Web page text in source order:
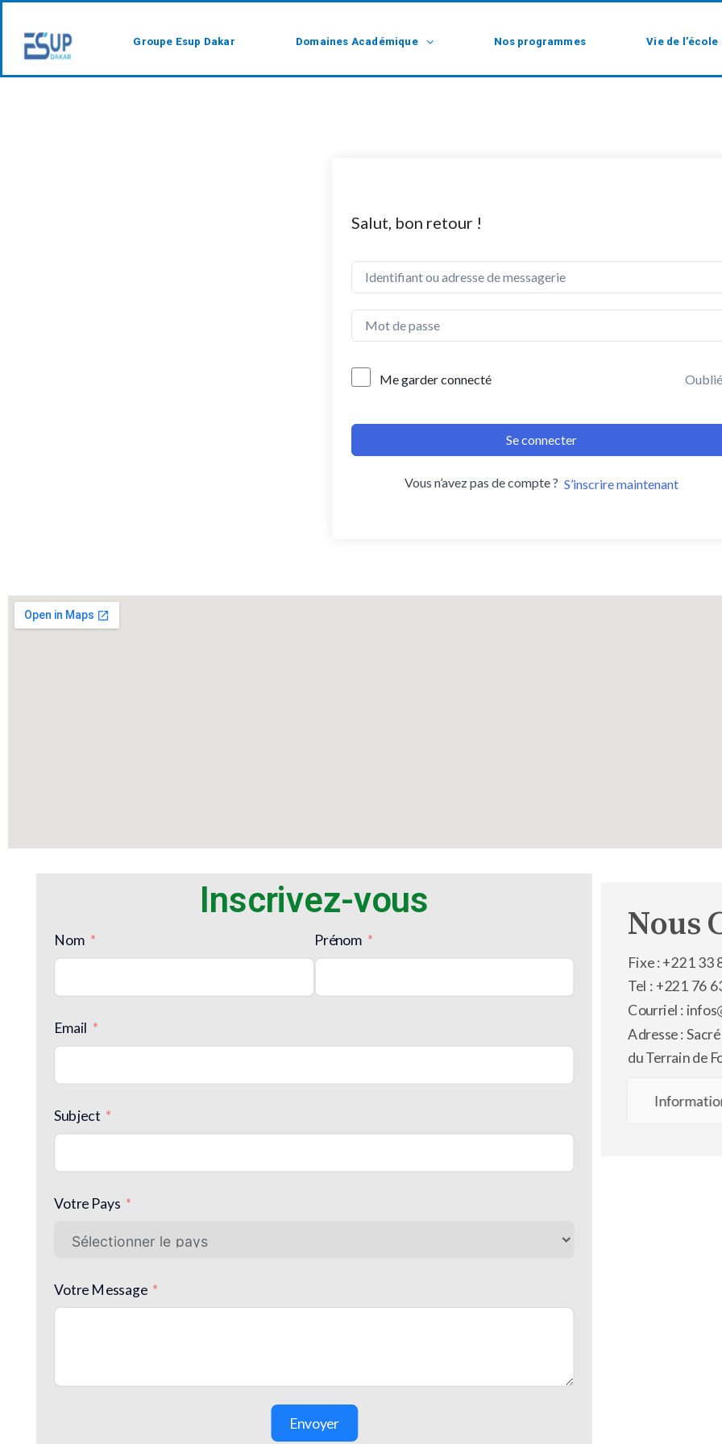
Groupe Esup Dakar Domaines Académique Nos programmes Vie de l’école
Salut, bon retour !
Me garder connecté
Se connecter
Vous n’avez pas de compte ? S’inscrire maintenant
Inscrivez-vous
Nom Prénom
Email
Subject
Votre Pays
Votre Message
Envoyer
Nous
Fixe : +221 33
Tel : +221 76
Courriel :
Adresse :
du Terrain de